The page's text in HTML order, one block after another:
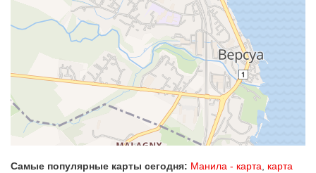
Самые популярные карты сегодня: Манила - карта, карта